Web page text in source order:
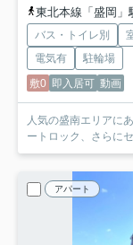
東北本線「盛岡」
バス・トイレ別
電気有
駐輪場
敷0 即入居可 動画
人気の盛南エリアにあるア
ートロック、さらに
アパート